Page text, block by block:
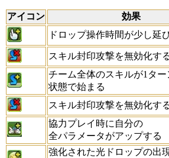
アイコン
効果
ドロップ操作時間が少し延
スキル封印攻撃を無効化す
チーム全体のスキルが1ター
状態で始まる
スキル封印攻撃を無効化す
協力プレイ時に自分の
全パラメータがアップする
強化された光ドロップの出